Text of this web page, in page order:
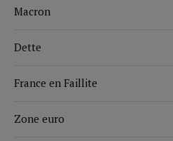
Macron
Dette
France en Faillite
Zone euro